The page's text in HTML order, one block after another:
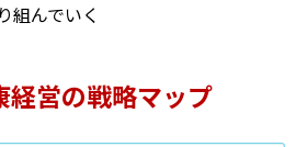
組んでいく
経営の戦略マップ